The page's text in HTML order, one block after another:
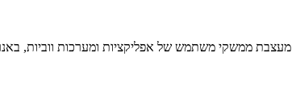
ממשקי משתמש של אפליקציות ומערכות ווביות,